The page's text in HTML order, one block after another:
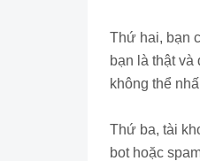
Thứ hai, bạn
bạn là thật
không thể
Thứ ba, tài
bot hoặc